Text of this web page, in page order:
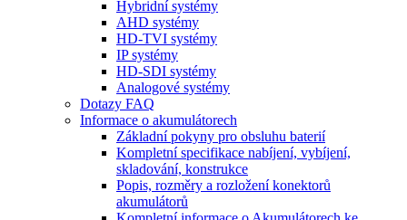
Hybridní systémy
AHD systémy
HD-TVI systémy
IP systémy
HD-SDI systémy
Analogové systémy
Dotazy FAQ
Informace o akumulátorech
Základní pokyny pro obsluhu baterií
Kompletní specifikace nabíjení, vybíjení,
skladování, konstrukce
Popis, rozměry a rozložení konektorů
akumulátorů